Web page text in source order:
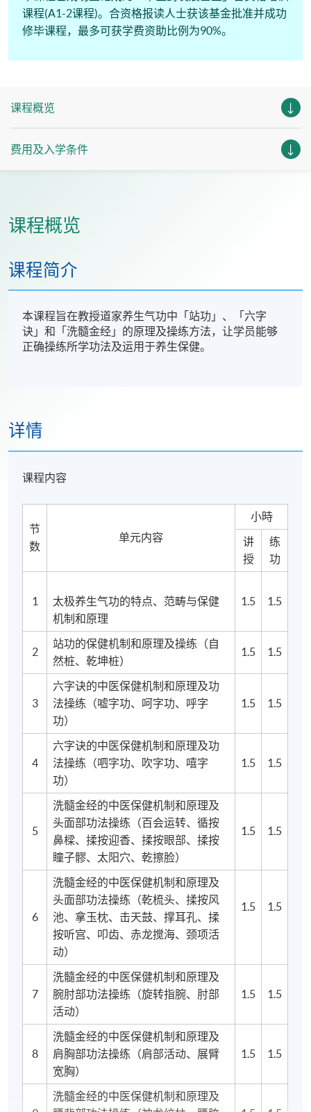
课程(A1-2课程)。合资格报读人士获该基金批准并成功
修毕课程，最多可获学费资助比例为90%。
课程概览
费用及入学条件
课程概览
课程简介
本课程旨在教授道家养生气功中「站功」、「六字
诀」和「洗髓金经」的原理及操练方法，让学员能够
正确操练所学功法及运用于养生保健。
详情
课程内容
节
数
单元内容
小時
讲
授
练
功
1
太极养生气功的特点、范畴与保健
机制和原理
1.5 1.5
2
站功的保健机制和原理及操练（自
然桩、乾坤桩）
1.5 1.5
3
六字诀的中医保健机制和原理及功
法操练（嘘字功、呵字功、呼字
功）
1.5 1.5
4
六字诀的中医保健机制和原理及功
法操练（呬字功、吹字功、嘻字
功）
1.5 1.5
5
洗髓金经的中医保健机制和原理及
头面部功法操练（百会运转、循按
鼻樑、揉按迎香、揉按眼部、揉按
瞳子髎、太阳穴、乾擦脸）
1.5 1.5
6
洗髓金经的中医保健机制和原理及
头面部功法操练（乾梳头、揉按风
池、拿玉枕、击天鼓、撑耳孔、揉
按听宫、叩齿、赤龙搅海、颈项活
动）
1.5 1.5
7
洗髓金经的中医保健机制和原理及
腕肘部功法操练（旋转指腕、肘部
活动）
1.5 1.5
8
洗髓金经的中医保健机制和原理及
肩胸部功法操练（肩部活动、展臂
宽胸）
1.5 1.5
洗髓金经的中医保健机制和原理及